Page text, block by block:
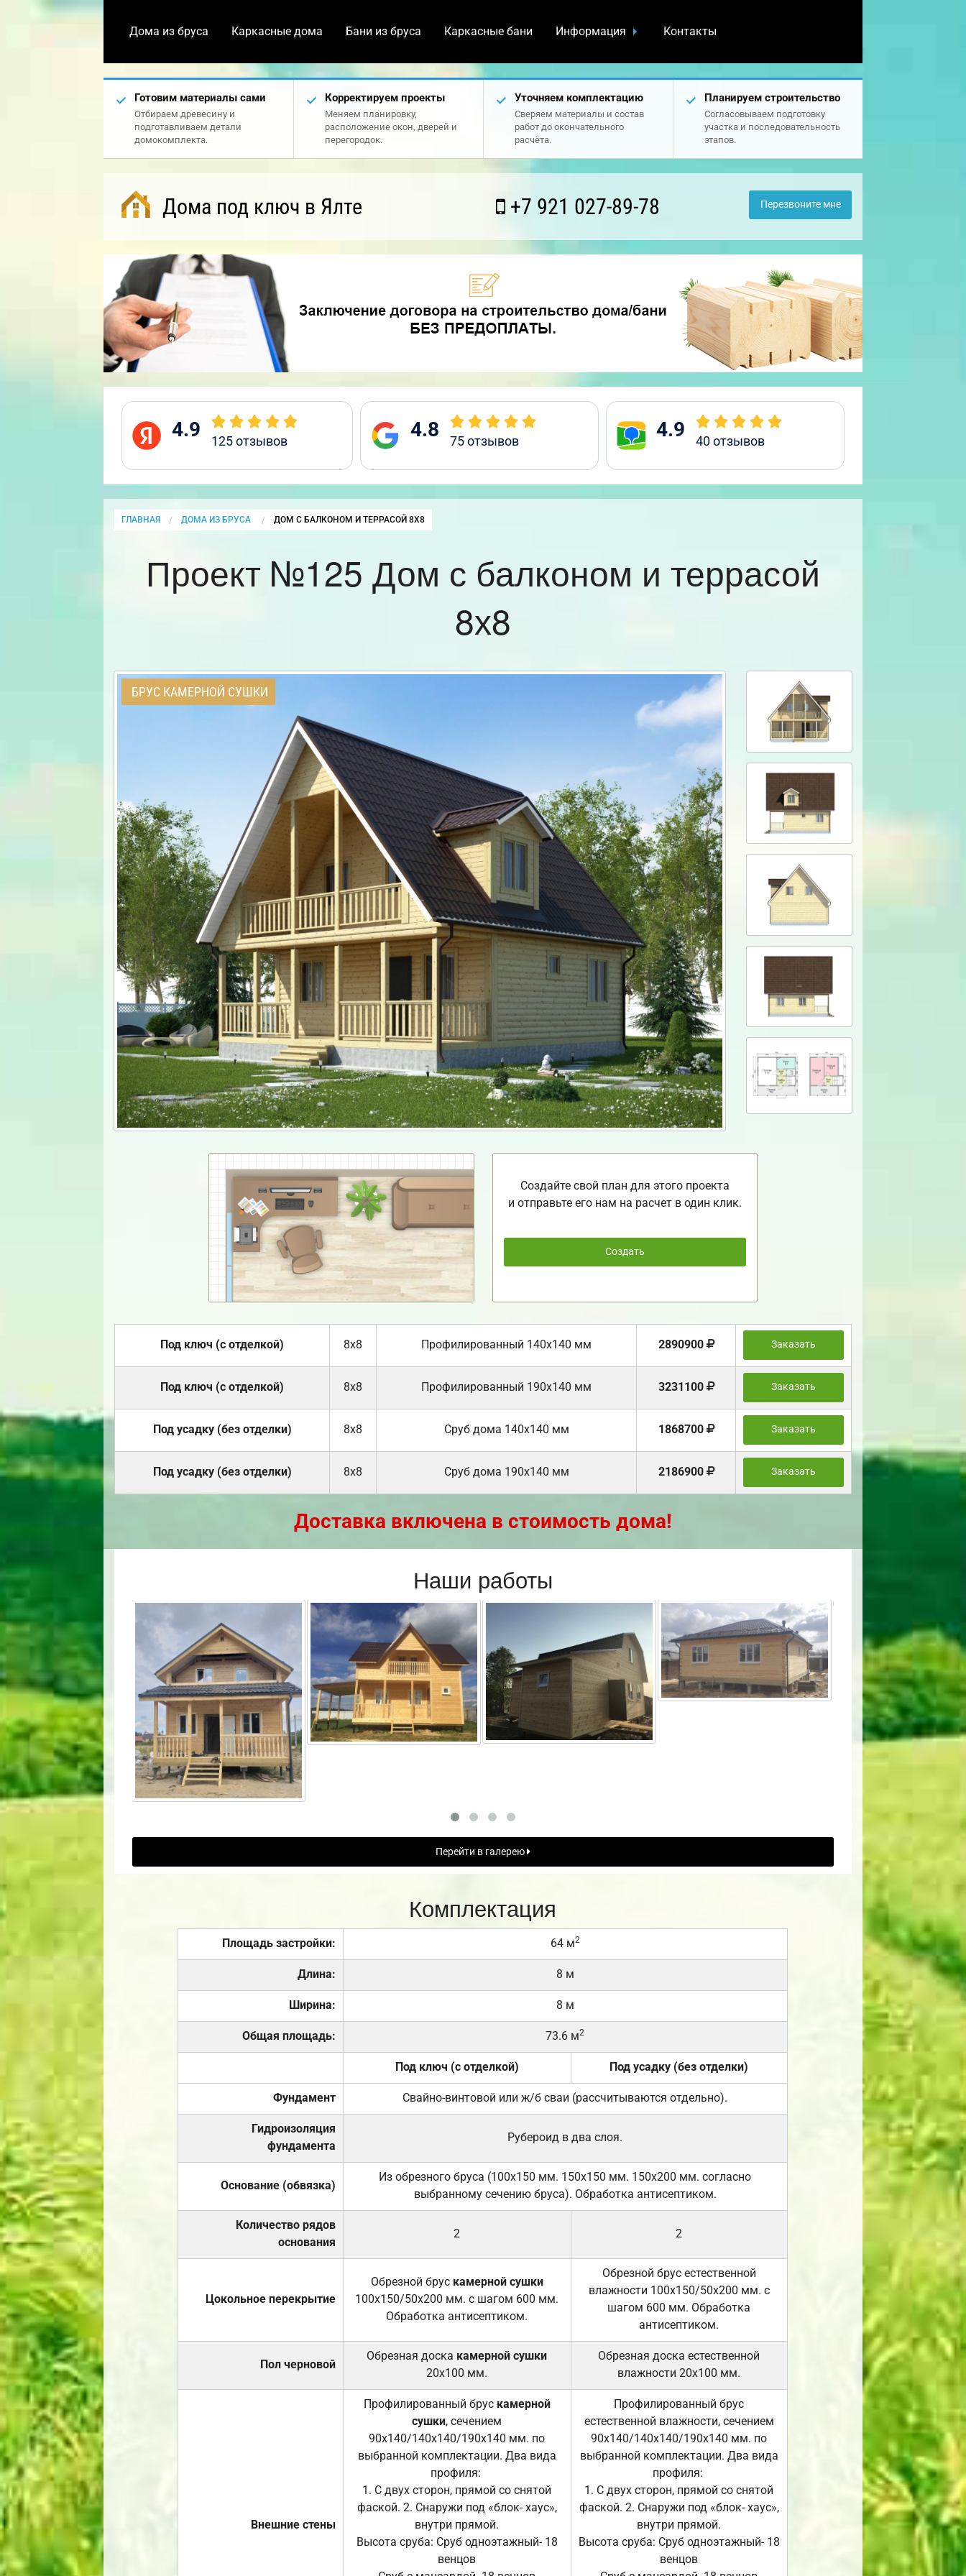
Дома из бруса Каркасные дома Бани из бруса Каркасные бани Информация Контакты
Готовим материалы сами
Отбираем древесину и
подготавливаем детали
домокомплекта.
Корректируем проекты
Меняем планировку,
расположение окон, дверей и
перегородок.
Уточняем комплектацию
Сверяем материалы и состав
работ до окончательного
расчёта.
Планируем строительство
Согласовываем подготовку
участка и последовательность
этапов.
Дома под ключ в Ялте +7 921 027-89-78 Перезвоните мне
4.9 125отзывов 4.8 75отзывов 4.9 40отзывов
ГЛАВНАЯ ДОМА ИЗ БРУСА CURRENT:
ДОМ С БАЛКОНОМ И ТЕРРАСОЙ 8Х8
Проект №125 Дом с балконом и террасой
8х8
БРУС КАМЕРНОЙ СУШКИ
Создайте свой план для этого проекта
и отправьте его нам на расчет в один клик.
Создать
Под ключ (с отделкой) 8х8 Профилированный 140х140 мм 2890900 Заказать
Под ключ (с отделкой) 8х8 Профилированный 190х140 мм 3231100 Заказать
Под усадку (без отделки) 8х8 Cруб дома 140х140 мм 1868700 Заказать
Под усадку (без отделки) 8х8 Cруб дома 190х140 мм 2186900 Заказать
Доставка включена в стоимость дома!
Наши работы
Перейти в галерею
Комплектация
Площадь застройки: 64 м2
Длина: 8 м
Ширина: 8 м
Общая площадь: 73.6 м2
Под ключ (с отделкой) Под усадку (без отделки)
Фундамент Свайно-винтовой или ж/б сваи (рассчитываются отдельно).
Гидроизоляция
фундамента
Рубероид в два слоя.
Основание (обвязка)
Из обрезного бруса (100х150 мм. 150х150 мм. 150х200 мм. согласно
выбранному сечению бруса). Обработка антисептиком.
Количество рядов
основания
2 2
Цокольное перекрытие
Обрезной брус камерной сушки
100х150/50х200 мм. с шагом 600 мм.
Обработка антисептиком.
Обрезной брус естественной
влажности 100х150/50х200 мм. с
шагом 600 мм. Обработка
антисептиком.
Пол черновой
Обрезная доска камерной сушки
20х100 мм.
Обрезная доска естественной
влажности 20х100 мм.
Внешние стены
Профилированный брус камерной
сушки, сечением
90х140/140х140/190х140 мм. по
выбранной комплектации. Два вида
профиля:
1. С двух сторон, прямой со снятой
фаской. 2. Снаружи под «блок- хаус»,
внутри прямой.
Высота сруба: Сруб одноэтажный- 18
венцов
Профилированный брус
естественной влажности, сечением
90х140/140х140/190х140 мм. по
выбранной комплектации. Два вида
профиля:
1. С двух сторон, прямой со снятой
фаской. 2. Снаружи под «блок- хаус»,
внутри прямой.
Высота сруба: Сруб одноэтажный- 18
венцов